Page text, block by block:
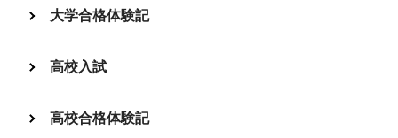
大学合格体験記
高校入試
高校合格体験記